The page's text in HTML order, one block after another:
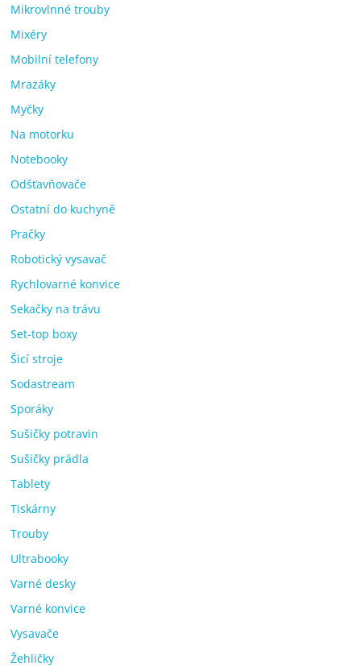
Mikrovlnné trouby
Mixéry
Mobilní telefony
Mrazáky
Myčky
Na motorku
Notebooky
Odšťavňovače
Ostatní do kuchyně
Pračky
Robotický vysavač
Rychlovarné konvice
Sekačky na trávu
Set-top boxy
Šicí stroje
Sodastream
Sporáky
Sušičky potravin
Sušičky prádla
Tablety
Tiskárny
Trouby
Ultrabooky
Varné desky
Varné konvice
Vysavače
Žehličky